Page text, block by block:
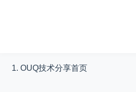
OUQ技术分享首页